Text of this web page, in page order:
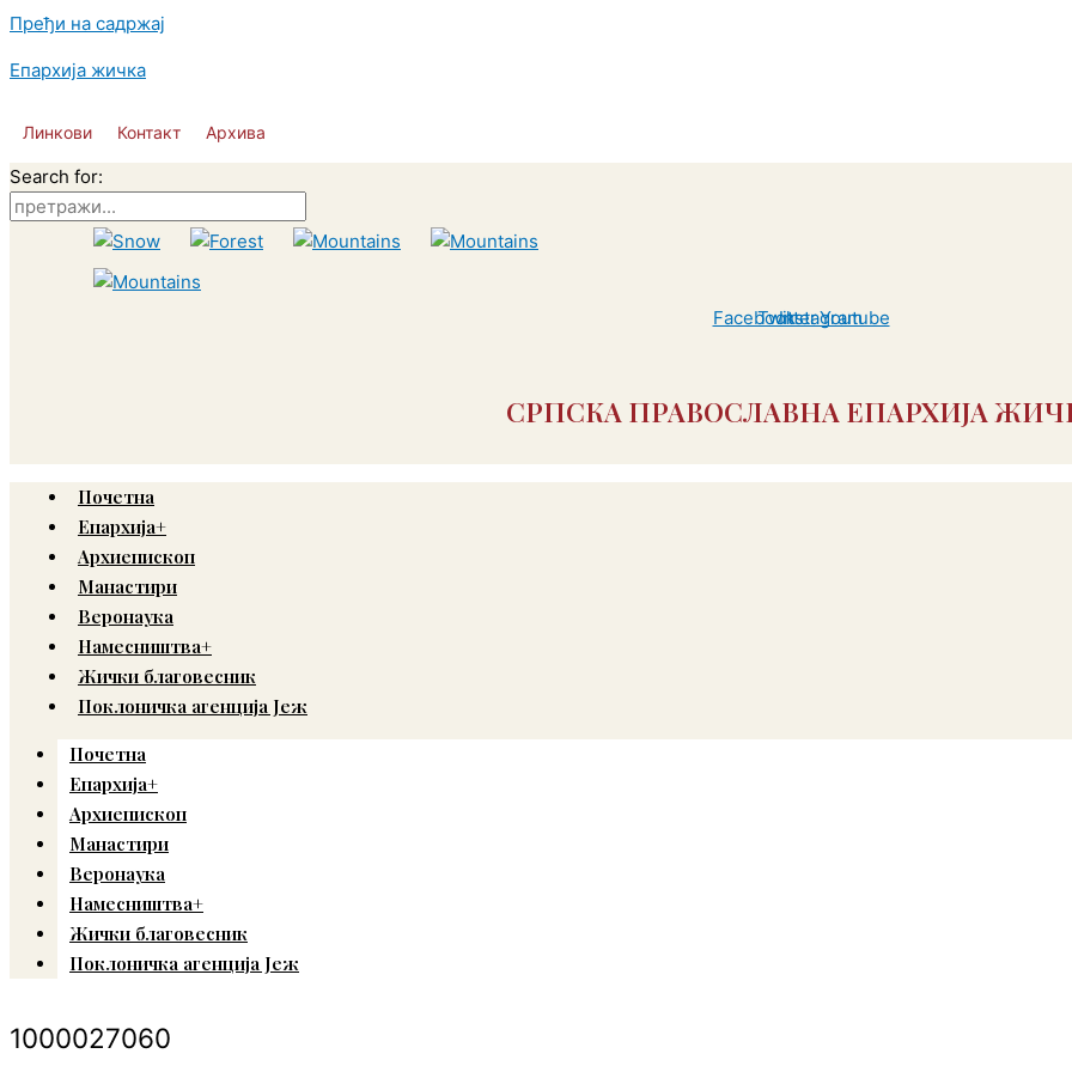
Пређи на садржај
Епархија жичка
Линкови Контакт Архива
Search for:
Facebook
Twitter
Instagram
Youtube
СРПСКА ПРАВОСЛАВНА ЕПАРХИЈА
Почетна
Епархија+
Архиепископ
Манастири
Веронаука
Намесништва+
Жички благовесник
Поклоничка агенција Јеж
Почетна
Епархија+
Архиепископ
Манастири
Веронаука
Намесништва+
Жички благовесник
Поклоничка агенција Јеж
1000027060